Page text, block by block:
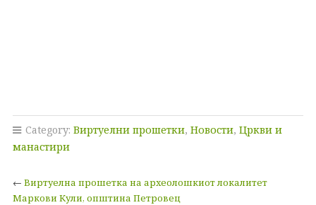
Category: Виртуелни прошетки, Новости, Цркви и
манастири
← Виртуелна прошетка на археолошкиот локалитет
Маркови Кули, општина Петровец